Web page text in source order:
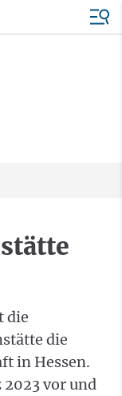
die
die
in Hessen.
vor und